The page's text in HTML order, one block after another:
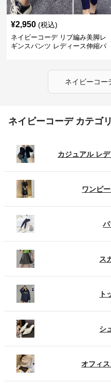
¥2,950 (税込)
ネイビーコーデ リブ編み美脚レ
ギンスパンツ レディース伸縮パ
ネイビーコー
ネイビーコーデ カテゴ
カジュアル レ
ワンピ
ス
ト
シ
オフィ